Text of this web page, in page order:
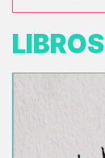
LIBROS